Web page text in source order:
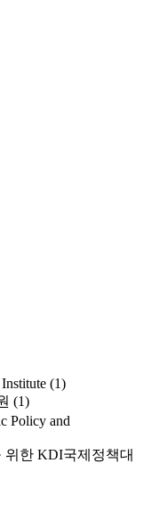
(1)
(1)
Policy and
위한 KDI국제정책대